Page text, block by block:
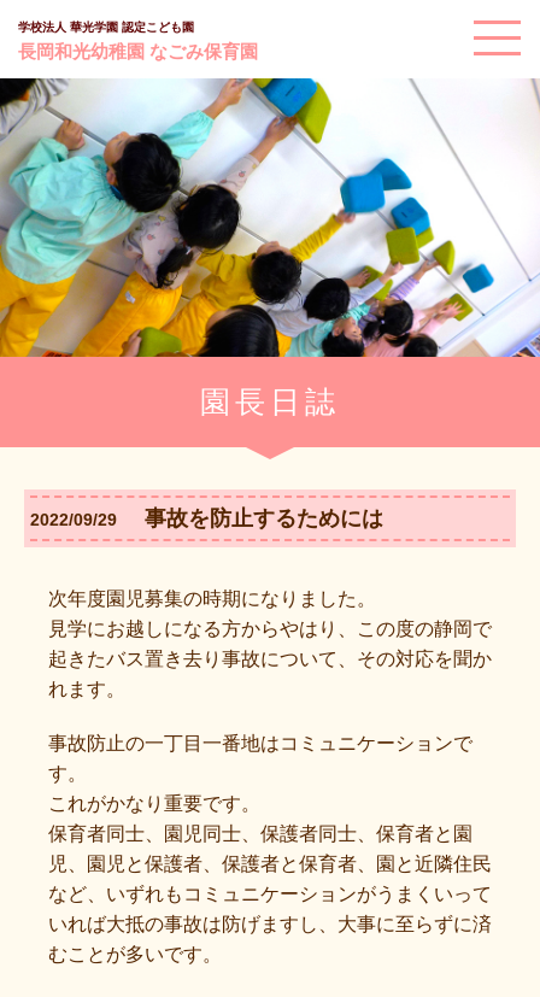
学校法人 華光学園 認定こども園
長岡和光幼稚園 なごみ保育園
園長日誌
2022/09/29 事故を防止するためには
次年度園児募集の時期になりました。
見学にお越しになる方からやはり、この度の静岡で
起きたバス置き去り事故について、その対応を聞か
れます。
事故防止の一丁目一番地はコミュニケーションで
す。
これがかなり重要です。
保育者同士、園児同士、保護者同士、保育者と園
児、園児と保護者、保護者と保育者、園と近隣住民
など、いずれもコミュニケーションがうまくいって
いれば大抵の事故は防げますし、大事に至らずに済
むことが多いです。